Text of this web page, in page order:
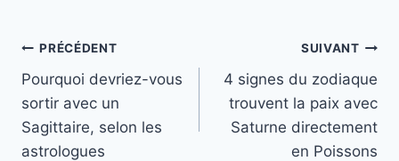
Navigation
de
l’article
PRÉCÉDENT
Pourquoi devriez-vous
sortir avec un
Sagittaire, selon les
astrologues
SUIVANT
4 signes du zodiaque
trouvent la paix avec
Saturne directement
en Poissons